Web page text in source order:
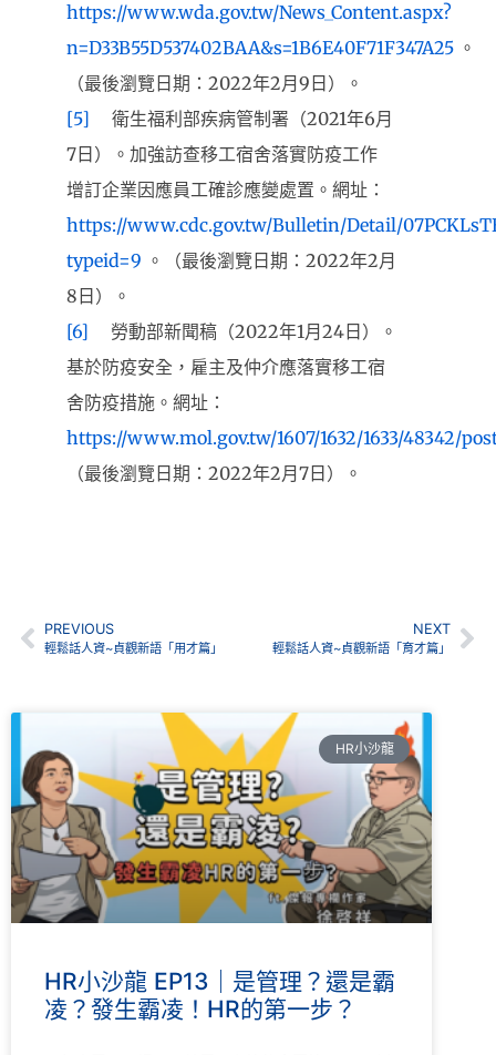
https://www.wda.gov.tw/News_Content.aspx?
n=D33B55D537402BAA&s=1B6E40F71F347A25 。
（最後瀏覽日期：2022年2月9日）。
[5] 衛生福利部疾病管制署（2021年6月
7日）。加強訪查移工宿舍落實防疫工作
增訂企業因應員工確診應變處置。網址：
https://www.cdc.gov.tw/Bulletin/Detail/
typeid=9 。（最後瀏覽日期：2022年2月
8日）。
[6] 勞動部新聞稿（2022年1月24日）。
基於防疫安全，雇主及仲介應落實移工宿
舍防疫措施。網址：
https://www.mol.gov.tw/1607/1632/1633/48342/
（最後瀏覽日期：2022年2月7日）。
PREVIOUS
輕鬆話人資~貞觀新語「用才篇」
NEXT
輕鬆話人資~貞觀新語「育才篇」
HR小沙龍
HR小沙龍 EP13｜是管理？還是霸
凌？發生霸凌！HR的第一步？